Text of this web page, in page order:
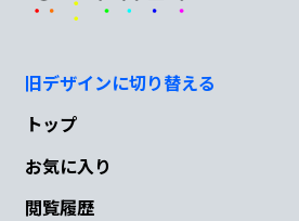
旧デザインに切り替える
トップ
お気に入り
閲覧履歴